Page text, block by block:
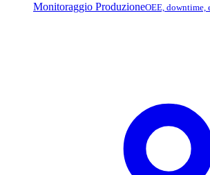
Monitoraggio ProduzioneOEE, downtime,